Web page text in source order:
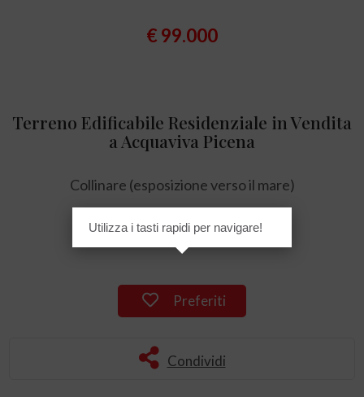
€ 99.000
Terreno Edificabile Residenziale in Vendita
a Acquaviva Picena
Collinare (esposizione verso il mare)
796 mq
Preferiti
Condividi
Utilizza i tasti rapidi per navigare!